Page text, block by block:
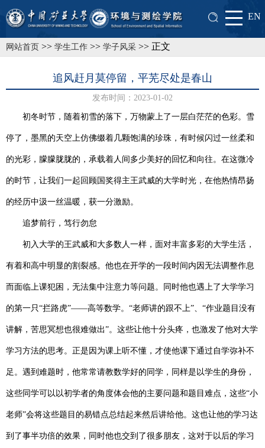
EN
网站首页 >> 学生工作 >> 学子风采 >> 正文
追风赶月莫停留，平芜尽处是春山
发布时间：2023-01-02
初冬时节，随着初雪的落下，万物蒙上了一层白茫茫的色彩。雪
停了，墨黑的天空上仿佛缀着几颗饱满的珍珠，有时候闪过一丝柔和
的光彩，朦朦胧胧的，承载着人间多少美好的回忆和向往。在这微冷
的时节，让我们一起回顾 国奖得主王武威的大学时光，在他热情昂扬
的经历中汲一丝温暖，获一分激励。
追梦前行，笃行勿怠
初入大学的王武威和大多数人一样，面对丰富多彩的大学生活，
有着和高中明显的割裂感。他也在开学的一段时间内因无法调整作息
而面临上课犯困，无法集中注意力等问题。同时他也遇上了大学学习
的第一只 “拦路虎”——高等数学。“老师讲的跟不上”、“作业题目没有
讲解，苦思冥想也很难做出”。这些让他十分头疼，也激发了他对大学
学习方法的思考。正是因为课上听不懂，才使他课下通过自学弥补不
足。遇到难题时，他常常请教数学好的同学，同样是以学生的身份，
这些同学可以以初学者的角度体会他的主要问题和题目难点，这些“小
老师”会将这些题目的易错点总结起来然后讲给他。这也让他的学习达
到了事半功倍的效果，同时他也交到了很多朋友， 这对于以后的学习